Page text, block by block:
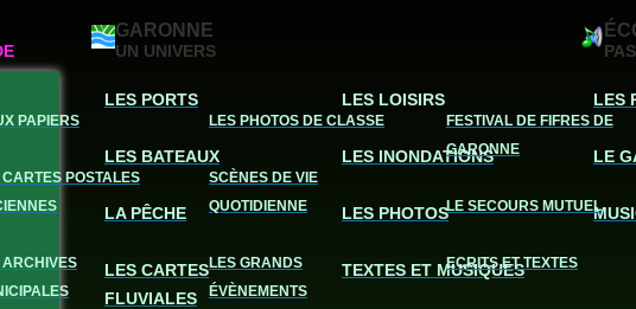
PAPIERS
CARTES POSTALES
ARCHIVES
LES PHOTOS DE CLASSE
SCÈNES DE VIE
QUOTIDIENNE
LES GRANDS
ÉVÈNEMENTS
FESTIVAL DE FIFRES DE
GARONNE
LE SECOURS MUTUEL
ECRITS ET TEXTES
GARONNE
UN UNIVERS
LES PORTS
LES BATEAUX
LA PÊCHE
LES CARTES
FLUVIALES
LES LOISIRS
LES INONDATIONS
LES PHOTOS
TEXTES ET MUSIQUES
LES
LE